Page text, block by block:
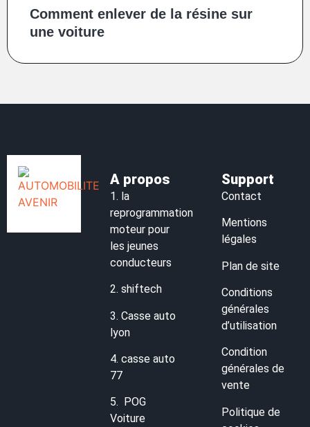
Comment enlever de la résine sur
une voiture
A propos
1. la
reprogrammation
moteur pour
les jeunes
conducteurs
2.shiftech
3.Casse auto
lyon
4.casse auto
77
5.
POG
Voiture
Support
Contact
Mentions
légales
Plan de site
Conditions
générales
d’utilisation
Condition
générales de
vente
Politique de